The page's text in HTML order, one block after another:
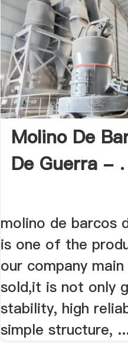
Molino De
De Guerra - .
molino de barcos
is one of the
our company
sold,it is not only
stability, high
simple structure,